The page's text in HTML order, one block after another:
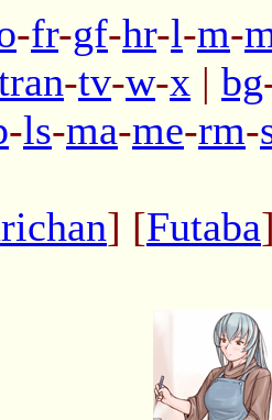
-fr-gf-hr-l-m-
-tv-w-x | bg
-ls-ma-me-rm-
] [Futaba